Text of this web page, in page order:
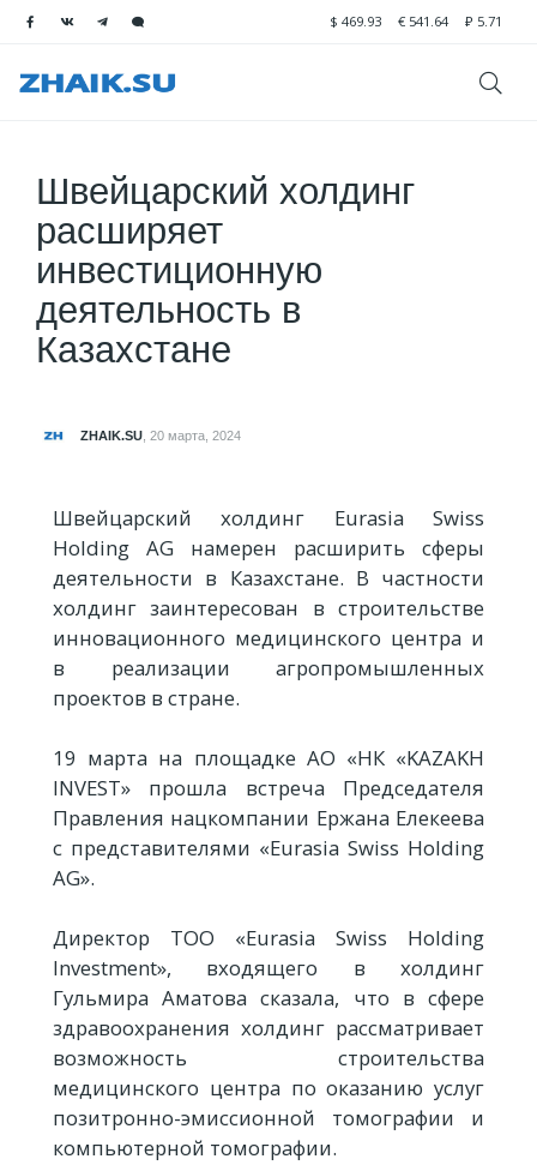
$ 469.93 € 541.64 ₽ 5.71
Швейцарский холдинг
расширяет
инвестиционную
деятельность в
Казахстане
ZHAIK.SU 20 марта, 2024
Швейцарский холдинг Eurasia Swiss
Holding AG намерен расширить сферы
деятельности в Казахстане. В частности
холдинг заинтересован в строительстве
инновационного медицинского центра и
в реализации агропромышленных
проектов в стране.
19 марта на площадке АО «НК «KAZAKH
INVEST» прошла встреча Председателя
Правления нацкомпании Ержана Елекеева
с представителями «Eurasia Swiss Holding
AG».
Директор ТОО «Eurasia Swiss Holding
Investment», входящего в холдинг
Гульмира Аматова сказала, что в сфере
здравоохранения холдинг рассматривает
возможность строительства
медицинского центра по оказанию услуг
позитронно-эмиссионной томографии и
компьютерной томографии.